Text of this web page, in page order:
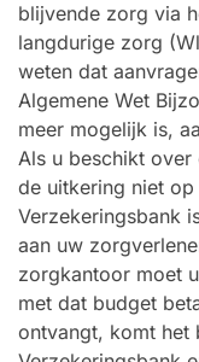
blijvende zorg via
langdurige zorg
weten dat
Algemene Wet
meer mogelijk is,
Als u beschikt
de uitkering niet
Verzekeringsbank
aan uw
zorgkantoor moet
met dat budget
ontvangt, komt het